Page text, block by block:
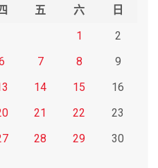
五 六
日
1
2
7 8
9
14 15
16
21 22
23
28 29
30